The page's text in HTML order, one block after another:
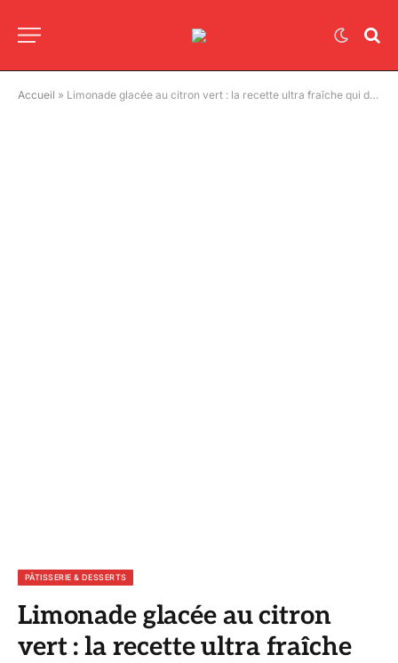
Accueil » Limonade glacée au citron vert : la recette ultra fraîche qui désaltère tout l’été
PÂTISSERIE & DESSERTS
Limonade glacée au citron
vert : la recette ultra fraîche